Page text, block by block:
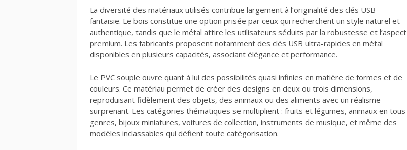
La diversité des matériaux utilisés contribue largement à l’originalité des clés USB
fantaisie. Le bois constitue une option prisée par ceux qui recherchent un style naturel et
authentique, tandis que le métal attire les utilisateurs séduits par la robustesse et l’aspect
premium. Les fabricants proposent notamment des clés USB ultra-rapides en métal
disponibles en plusieurs capacités, associant élégance et performance.
Le PVC souple ouvre quant à lui des possibilités quasi infinies en matière de formes et de
couleurs. Ce matériau permet de créer des designs en deux ou trois dimensions,
reproduisant fidèlement des objets, des animaux ou des aliments avec un réalisme
surprenant. Les catégories thématiques se multiplient : fruits et légumes, animaux en tous
genres, bijoux miniatures, voitures de collection, instruments de musique, et même des
modèles inclassables qui défient toute catégorisation.